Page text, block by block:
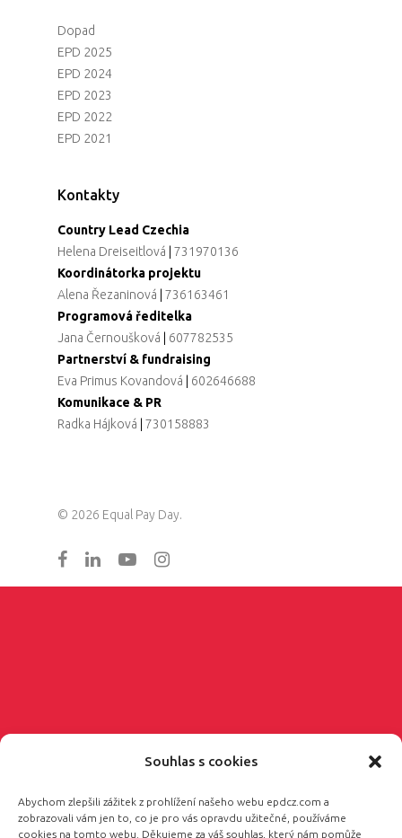
Souhlas s cookies
Abychom zlepšili zážitek z prohlížení našeho webu epdcz.com a
zobrazovali vám jen to, co je pro vás opravdu užitečné, používáme
cookies na tomto webu. Děkujeme za váš souhlas, který nám pomůže
Dopad
EPD 2025
EPD 2024
EPD 2023
EPD 2022
EPD 2021
Kontakty
Country Lead Czechia
Helena Dreiseitlová
731970136
Koordinátorka projektu
Alena Řezaninová
736163461
Programová ředitelka
Jana Černoušková
607782535
Partnerství & fundraising
Eva Primus Kovandová
602646688
Komunikace & PR
Radka Hájková
730158883
© 2026 Equal Pay Day.